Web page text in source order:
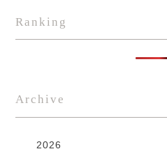
Ranking
Archive
2026